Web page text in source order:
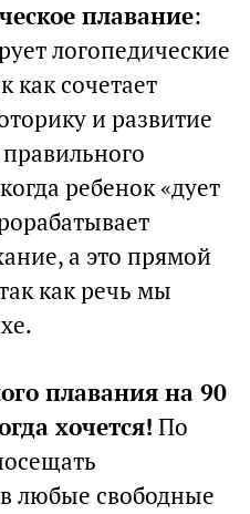
плавание:
логопедические
как сочетает
и развитие
ребенок «дует
а это прямой
как речь мы
плавания на 90
хочется! По
любые свободные